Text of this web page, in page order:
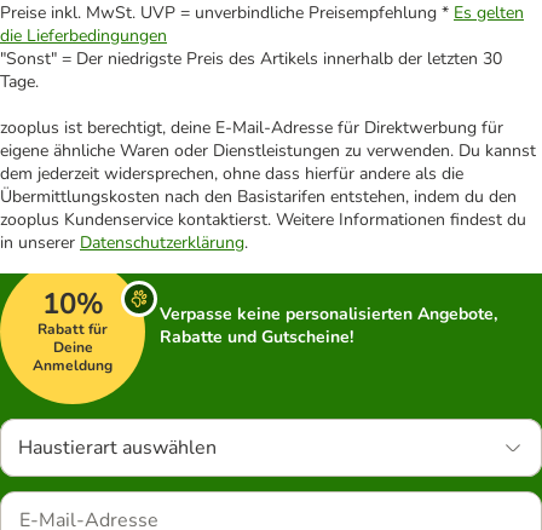
Preise inkl. MwSt. UVP = unverbindliche Preisempfehlung * Es gelten
die Lieferbedingungen
"Sonst" = Der niedrigste Preis des Artikels innerhalb der letzten 30
Tage.
zooplus ist berechtigt, deine E-Mail-Adresse für Direktwerbung für
eigene ähnliche Waren oder Dienstleistungen zu verwenden. Du kannst
dem jederzeit widersprechen, ohne dass hierfür andere als die
Übermittlungskosten nach den Basistarifen entstehen, indem du den
zooplus Kundenservice kontaktierst. Weitere Informationen findest du
in unserer Datenschutzerklärung.
10%
Rabatt für
Deine
Anmeldung
Verpasse keine personalisierten Angebote,
Rabatte und Gutscheine!
Haustierart auswählen